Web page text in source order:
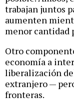
trabajan juntos
aumenten
menor cantidad
Otro
economía a
liberalización
extranjero —
fronteras.